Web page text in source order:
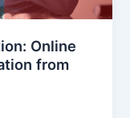
Online
from